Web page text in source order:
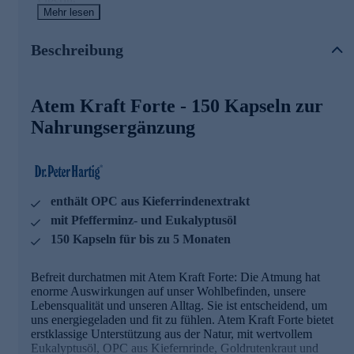
ausgezeichnet mit allen weiteren Dr. Peter Hartig®
„Augenschein Forte“.
Ihre Vorteile in der Übersicht
Procyanidine)
Eukalyptusöl unterstützt die Funktion der Atemwege
jetzt mit pflanzlicher Kapselhülle
Dr. Peter Hartig® forscht für Ihre Gesundheit
Seit knapp 40 Jahren steht der Name Dr. Peter Hartig® für
die Erforschung von Mikroalgen und die Entwicklung von
Nahrungsergänzungsmitteln. Seine Inspiration und
Motivation findet er in der Natur selbst – dem Wasser und
den Pflanzen. Gemeinsam mit seinem Wissenschaftsteam
lässt er altes Wissen und moderne Forschung harmonisch
Mehr lesen
Beschreibung
Atem Kraft Forte - 150 Kapseln zur
Nahrungsergänzung
enthält OPC aus Kieferrindenextrakt
mit Pfefferminz- und Eukalyptusöl
150 Kapseln für bis zu 5 Monaten
Befreit durchatmen mit Atem Kraft Forte: Die Atmung hat
enorme Auswirkungen auf unser Wohlbefinden, unsere
Lebensqualität und unseren Alltag. Sie ist entscheidend, um
uns energiegeladen und fit zu fühlen. Atem Kraft Forte bietet
erstklassige Unterstützung aus der Natur, mit wertvollem
Eukalyptusöl, OPC aus Kiefernrinde, Goldrutenkraut und